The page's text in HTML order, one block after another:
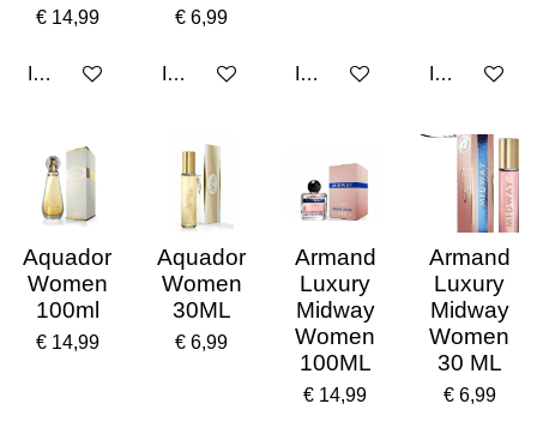
€ 14,99
In winkelwagen
€ 6,99
In winkelwagen In winkelwagen In
Aquador
Women
100ml
€ 14,99
Aquador
Women
30ML
€ 6,99
Armand
Luxury
Midway
Women
100ML
€ 14,99
Armand
Luxury
Midway
Women
30 ML
€ 6,99